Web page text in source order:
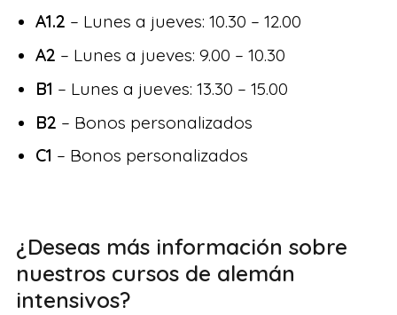
A1.2 – Lunes a jueves: 10.30 – 12.00
A2 – Lunes a jueves: 9.00 – 10.30
B1 – Lunes a jueves: 13.30 – 15.00
B2 – Bonos personalizados
C1 – Bonos personalizados
¿Deseas más información sobre
nuestros cursos de alemán
intensivos?